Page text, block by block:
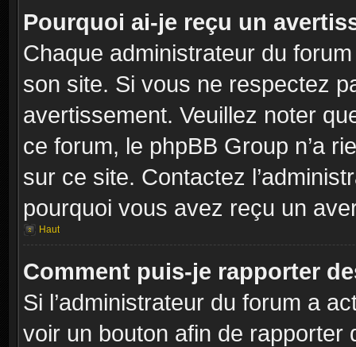
Pourquoi ai-je reçu un
Chaque administrateur du
son site. Si vous ne respectez
avertissement. Veuillez noter
ce forum, le phpBB Group n’a
sur ce site. Contactez
pourquoi vous avez reçu un
Haut
Comment puis-je rapporter
Si l’administrateur du forum a
voir un bouton afin de